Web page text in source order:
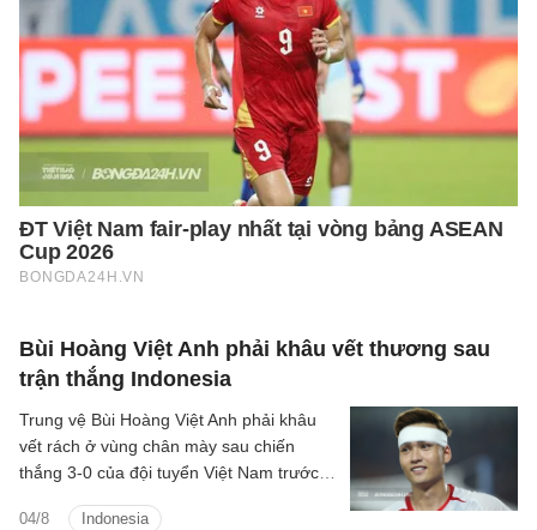
Bùi Hoàng Việt Anh phải khâu vết thương sau
trận thắng Indonesia
04/8 Indonesia
Trung vệ Bùi Hoàng Việt Anh phải khâu
vết rách ở vùng chân mày sau chiến
thắng 3-0 của đội tuyển Việt Nam trước